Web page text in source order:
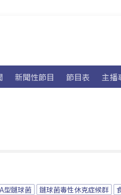
新聞性節目 節目表 主播
A型鏈球菌 鏈球菌毒性休克症候群